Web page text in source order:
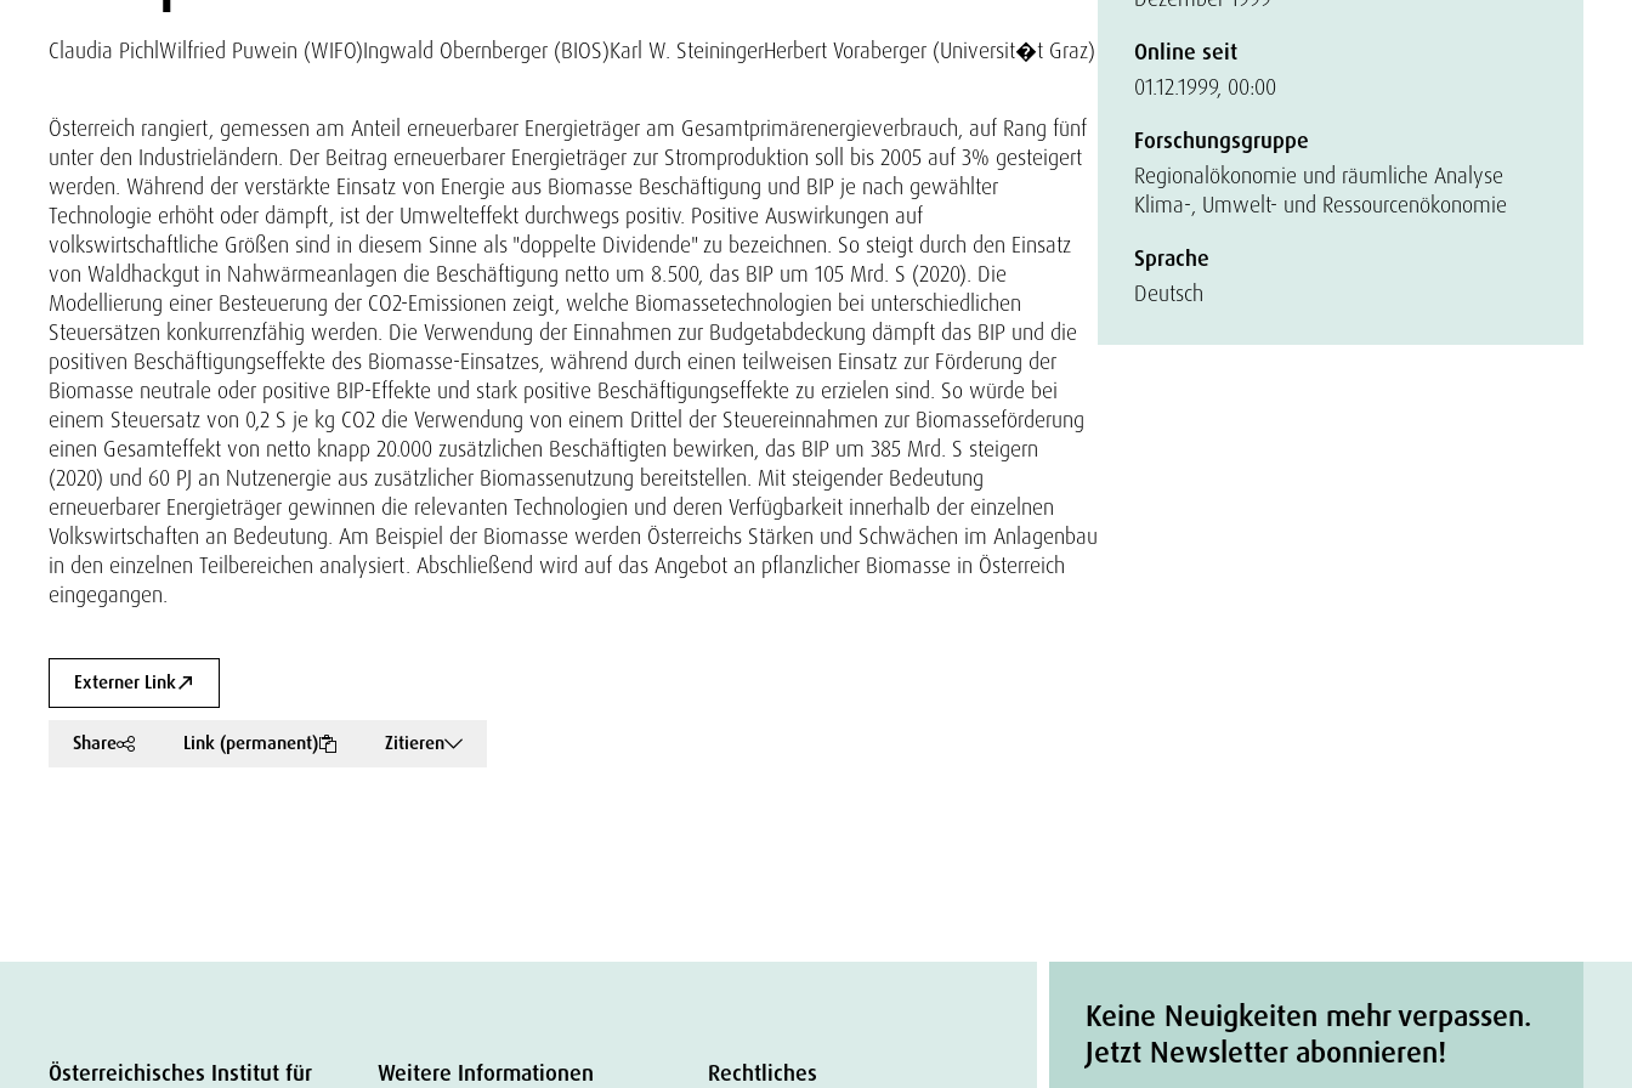
Claudia Pichl Wilfried Puwein (WIFO)Ingwald Obernberger (BIOS)Karl W. SteiningerHerbert Voraberger (Universit�t Graz)
Österreich rangiert, gemessen am Anteil erneuerbarer Energieträger am Gesamtprimärenergieverbrauch, auf Rang fünf
unter den Industrieländern. Der Beitrag erneuerbarer Energieträger zur Stromproduktion soll bis 2005 auf 3% gesteigert
werden. Während der verstärkte Einsatz von Energie aus Biomasse Beschäftigung und BIP je nach gewählter
Technologie erhöht oder dämpft, ist der Umwelteffekt durchwegs positiv. Positive Auswirkungen auf
volkswirtschaftliche Größen sind in diesem Sinne als "doppelte Dividende" zu bezeichnen. So steigt durch den Einsatz
von Waldhackgut in Nahwärmeanlagen die Beschäftigung netto um 8.500, das BIP um 105 Mrd. S (2020). Die
Modellierung einer Besteuerung der CO2-Emissionen zeigt, welche Biomassetechnologien bei unterschiedlichen
Steuersätzen konkurrenzfähig werden. Die Verwendung der Einnahmen zur Budgetabdeckung dämpft das BIP und die
positiven Beschäftigungseffekte des Biomasse-Einsatzes, während durch einen teilweisen Einsatz zur Förderung der
Biomasse neutrale oder positive BIP-Effekte und stark positive Beschäftigungseffekte zu erzielen sind. So würde bei
einem Steuersatz von 0,2 S je kg CO2 die Verwendung von einem Drittel der Steuereinnahmen zur Biomasseförderung
einen Gesamteffekt von netto knapp 20.000 zusätzlichen Beschäftigten bewirken, das BIP um 385 Mrd. S steigern
(2020) und 60 PJ an Nutzenergie aus zusätzlicher Biomassenutzung bereitstellen. Mit steigender Bedeutung
erneuerbarer Energieträger gewinnen die relevanten Technologien und deren Verfügbarkeit innerhalb der einzelnen
Volkswirtschaften an Bedeutung. Am Beispiel der Biomasse werden Österreichs Stärken und Schwächen im Anlagenbau
in den einzelnen Teilbereichen analysiert. Abschließend wird auf das Angebot an pflanzlicher Biomasse in Österreich
eingegangen.
Externer Link
Share Link (permanent) Zitieren
Online seit
01.12.1999, 00:00
Forschungsgruppe
Regionalökonomie und räumliche Analyse
Klima-, Umwelt- und Ressourcenökonomie
Sprache
Deutsch
Österreichisches Institut für Weitere Informationen Rechtliches
Keine Neuigkeiten mehr verpassen.
Jetzt Newsletter abonnieren!